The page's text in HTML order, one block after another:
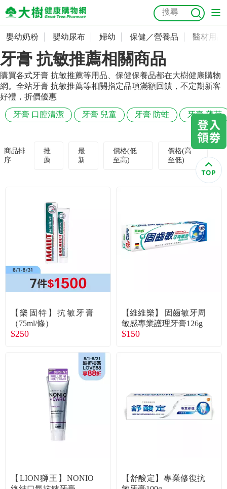
嬰幼奶粉
嬰幼尿布
婦幼
保健／營養品
醫材用品
美容／個人清潔
食品／健康食補
名人嚴選
優惠活動
折價券、紅利說明
抗菌 尿布 大樹獨家 益生菌 魚油 幼兒米餅 貓砂
奶瓶奶嘴
會員資料及密碼修改
常用收件人清單
訂單查詢
收藏清單
紅利點數查詢
優惠券領取
嬰幼奶粉 嬰幼尿布 婦幼 保健／營養品 醫材用品
牙膏 抗敏推薦相關商品
購買各式牙膏 抗敏推薦等用品、保健保養品都在大樹健康購物
網。全站牙膏 抗敏推薦等相關指定品項滿額回饋，不定期新客
好禮，折價優惠
牙膏 口腔清潔 牙膏 兒童 牙膏 防蛀 牙膏 薄荷
商品排
序
推
薦
最
新
價格(低
至高)
價格(高
至低)
【樂固特】抗敏牙膏
（75ml/條）
$250
【維維樂】 固齒敏牙周
敏感專業護理牙膏126g
$150
【LION獅王】NONIO
【舒酸定】專業修復抗